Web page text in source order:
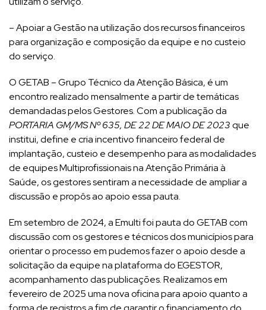
– Apoiar a Gestão na utilização dos recursos financeiros
para organização e composição da equipe e no custeio
do serviço.
O GETAB – Grupo Técnico da Atenção Básica, é um
encontro realizado mensalmente a partir de temáticas
demandadas pelos Gestores. Com a publicação da
PORTARIA GM/MS Nº 635, DE 22 DE MAIO DE 2023que
institui, define e cria incentivo financeiro federal de
implantação, custeio e desempenho para as modalidades
de equipes Multiprofissionais na Atenção Primária à
Saúde, os gestores sentiram a necessidade de ampliar a
discussão e propôs ao apoio essa pauta.
Em setembro de 2024, a Emulti foi pauta do GETAB com
discussão com os gestores e técnicos dos municípios para
orientar o processo em pudemos fazer o apoio desde a
solicitação da equipe na plataforma do EGESTOR,
acompanhamento das publicações. Realizamos em
fevereiro de 2025 uma nova oficina para apoio quanto a